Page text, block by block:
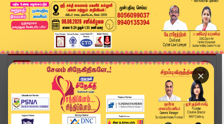
×
Home
வீடியோ ஸ்டோரி
District News | 21 NOV 2025 | Tamil News Today ...